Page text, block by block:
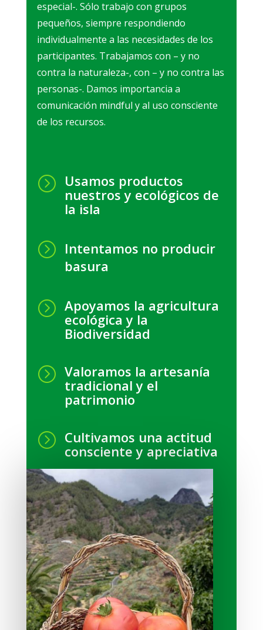
especial-. Sólo trabajo con grupos
pequeños, siempre respondiendo
individualmente a las necesidades de los
participantes. Trabajamos con – y no
contra la naturaleza-, con – y no contra las
personas-. Damos importancia a
comunicación mindful y al uso consciente
de los recursos.
= Usamos productos
nuestros y ecológicos de
la isla
= Intentamos no producir
basura
= Apoyamos la agricultura
ecológica y la
Biodiversidad
= Valoramos la artesanía
tradicional y el
patrimonio
= Cultivamos una actitud
consciente y apreciativa